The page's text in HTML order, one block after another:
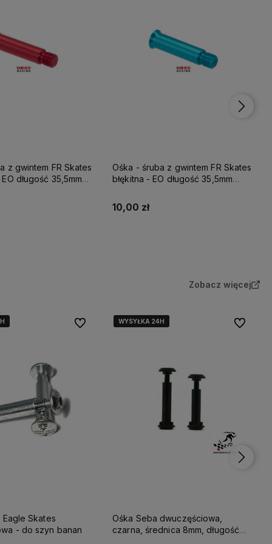
z gwintem FR Skates
długość 35,5mm
Ośka - śruba z gwintem FR Skates
fioletowa - EO długość 35,5mm
węglowego
10,00 zł
Zobacz więcej
Skates
- do szyn banan
Do ulubionychWYSYŁKA 24H
WYSYŁKA 24H
WYSYŁKA 24H
Ośka Seba dwuczęściowa,
czarna, średnica 8mm, długość
Do